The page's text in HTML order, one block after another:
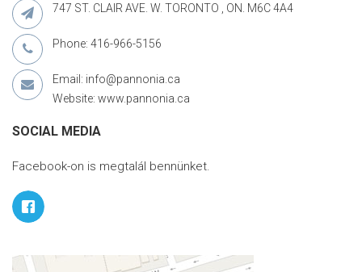
747 ST. CLAIR AVE. W. TORONTO , ON. M6C 4A4
Phone: 416-966-5156
Email: info@pannonia.ca
Website: www.pannonia.ca
SOCIAL MEDIA
Facebook-on is megtalál bennünket.